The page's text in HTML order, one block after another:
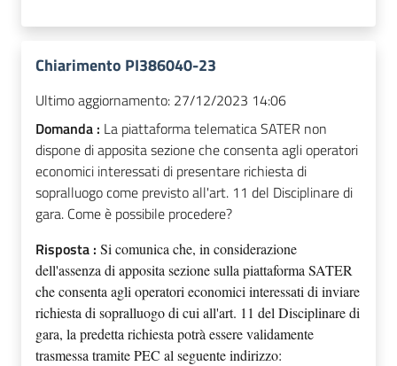
Chiarimento PI386040-23
Ultimo aggiornamento: 27/12/2023 14:06
Domanda : La piattaforma telematica SATER non
dispone di apposita sezione che consenta agli operatori
economici interessati di presentare richiesta di
sopralluogo come previsto all'art. 11 del Disciplinare di
gara. Come è possibile procedere?
Risposta : Si comunica che, in considerazione
dell'assenza di apposita sezione sulla piattaforma SATER
che consenta agli operatori economici interessati di inviare
richiesta di sopralluogo di cui all'art. 11 del Disciplinare di
gara, la predetta richiesta potrà essere validamente
trasmessa tramite PEC al seguente indirizzo: